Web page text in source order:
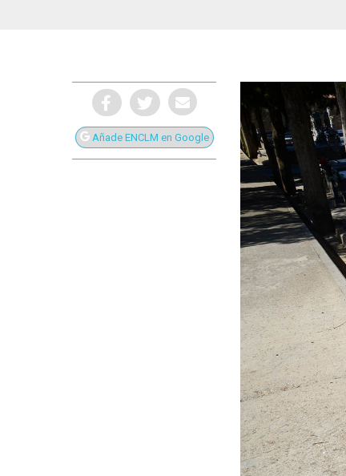
Presiona Intro para buscar o ESC para
Añade ENCLM en Google